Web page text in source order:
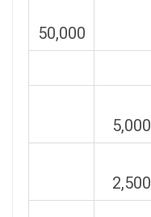
50,000
5,000
2,500